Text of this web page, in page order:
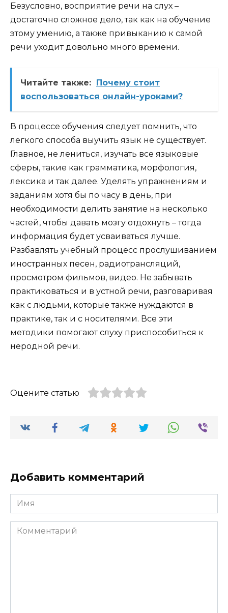
Безусловно, восприятие речи на слух –
достаточно сложное дело, так как на обучение
этому умению, а также привыканию к самой
речи уходит довольно много времени.
Читайте также: Почему стоит
воспользоваться онлайн-уроками?
В процессе обучения следует помнить, что
легкого способа выучить язык не существует.
Главное, не лениться, изучать все языковые
сферы, такие как грамматика, морфология,
лексика и так далее. Уделять упражнениям и
заданиям хотя бы по часу в день, при
необходимости делить занятие на несколько
частей, чтобы давать мозгу отдохнуть – тогда
информация будет усваиваться лучше.
Разбавлять учебный процесс прослушиванием
иностранных песен, радиотрансляций,
просмотром фильмов, видео. Не забывать
практиковаться и в устной речи, разговаривая
как с людьми, которые также нуждаются в
практике, так и с носителями. Все эти
методики помогают слуху приспособиться к
неродной речи.
Оцените статью
Добавить комментарий
Имя
Комментарий